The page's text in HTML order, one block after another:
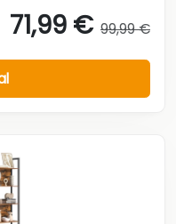
71,99 € 99,99 €